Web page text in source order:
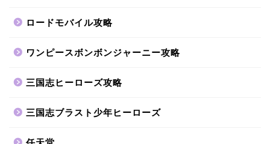
ロードモバイル攻略
ワンピースボンボンジャーニー攻略
三国志ヒーローズ攻略
三国志ブラスト少年ヒーローズ